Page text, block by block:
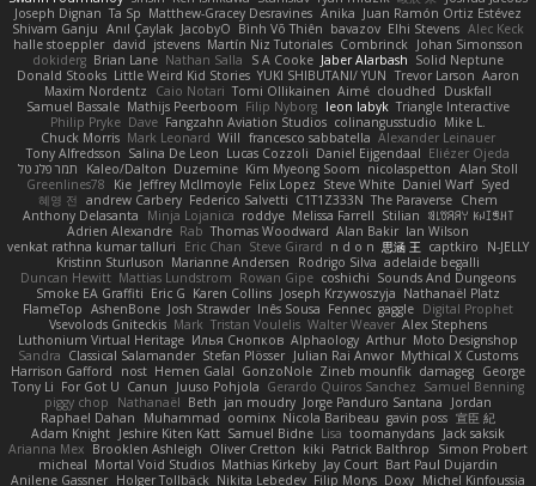
Joseph Dignan Ta Sp Matthew-Gracey Desravines Anika Juan Ramón Ortiz Estévez
Shivam Ganju Anıl Çaylak JacobyO Bình Võ Thiên bavazov Elhi Stevens Alec Keck
halle stoeppler david jstevens Martín Niz Tutoriales Combrinck
Johan Simonsson
dokiderg Brian Lane Nathan Salla S A Cooke Jaber Alarbash Solid Neptune
Donald Stooks Little Weird Kid Stories YUKI SHIBUTANI/ YUN Trevor Larson Aaron
Maxim Nordentz
Caio Notari Tomi Ollikainen Aimé cloudhed
Duskfall
Samuel Bassale Mathijs Peerboom Filip Nyborg leon labyk Triangle Interactive
Philip Pryke Dave Fangzahn Aviation Studios colinangusstudio Mike L.
Chuck Morris Mark Leonard Will francesco sabbatella Alexander Leinauer
Tony Alfredsson Salina De Leon Lucas Cozzoli Daniel Eijgendaal Eliézer Ojeda
תמר פלג טל
Kaleo/Dalton Duzemine Kim Myeong Soom nicolaspetton Alan Stoll
Greenlines78
Kie Jeffrey McIlmoyle Felix Lopez Steve White Daniel Warf Syed
혜영 전 andrew Carbery Federico Salvetti C1T1Z333N The Paraverse Chem
Anthony Delasanta
Minja Lojanica roddye Melissa Farrell Stilian ꌃ꒒ꀎꋪꋪꌩ ꀘꈤꀤꁅꃅ꓄
Adrien Alexandre Rab Thomas Woodward Alan Bakir Ian Wilson
venkat rathna kumar talluri
Eric Chan Steve Girard n d o n 思涵 王 captkiro
N-JELLY
Kristinn Sturluson Marianne Andersen Rodrigo Silva adelaide begalli
Duncan Hewitt Mattias Lundstrom Rowan Gipe coshichi Sounds And Dungeons
Smoke EA Graffiti Eric G Karen Collins Joseph Krzywoszyja Nathanaël Platz
FlameTop AshenBone Josh Strawder Inês Sousa Fennec gaggle Digital Prophet
Vsevolods Gniteckis Mark Tristan Voulelis Walter Weaver Alex Stephens
Luthonium Virtual Heritage Илья Снопков Alphaology Arthur Moto Designshop
Sandra Classical Salamander Stefan Plösser Julian Rai Anwor Mythical X Customs
Harrison Gafford
nost Hemen Galal GonzoNole Zineb mounfik damageg George
Tony Li For Got U Canun Juuso Pohjola Gerardo Quiros Sanchez Samuel Benning
piggy chop
Nathanaël Beth jan moudry Jorge Panduro Santana
Jordan
Raphael Dahan
Muhammad oominx Nicola Baribeau gavin poss 宣臣 紀
Adam Knight Jeshire Kiten Katt Samuel Bidne Lisa toomanydans Jack saksik
Arianna Mex Brooklen Ashleigh Oliver Cretton kiki Patrick Balthrop
Simon Probert
micheal Mortal Void Studios Mathias Kirkeby Jay Court Bart Paul Dujardin
Anilene Gassner Holger Tollbäck Nikita Lebedev Filip Morys Doxy Michel Kinfoussia